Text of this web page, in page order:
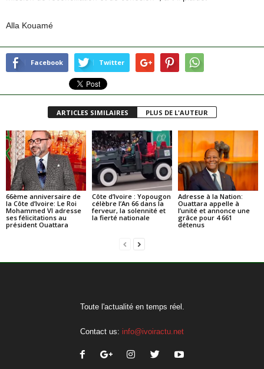
Alla Kouamé
Facebook Twitter
ARTICLES SIMILAIRES PLUS DE L'AUTEUR
66ème anniversaire de
la Côte d’Ivoire: Le Roi
Mohammed VI adresse
ses félicitations au
président Ouattara
Côte d’Ivoire : Yopougon
célèbre l’An 66 dans la
ferveur, la solennité et
la fierté nationale
Adresse à la Nation:
Ouattara appelle à
l’unité et annonce une
grâce pour 4 661
détenus
Toute l'actualité en temps réel.
Contact us: info@ivoiractu.net